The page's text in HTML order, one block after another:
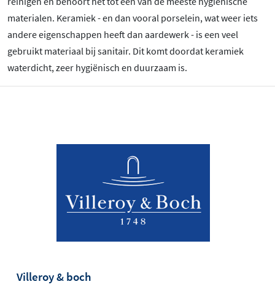
materialen. Keramiek - en dan vooral porselein, wat weer iets
andere eigenschappen heeft dan aardewerk - is een veel
gebruikt materiaal bij sanitair. Dit komt doordat keramiek
waterdicht, zeer hygiënisch en duurzaam is.
Villeroy & boch